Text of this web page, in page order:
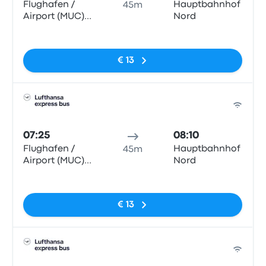
Flughafen /
Airport (MUC)
45m
Hauptbahnhof
Nord
€ 13
07:25
Flughafen /
Airport (MUC)
45m
08:10
Hauptbahnhof
Nord
€ 13